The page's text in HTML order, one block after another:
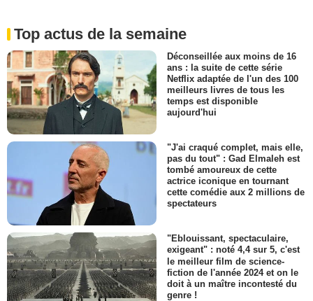
Top actus de la semaine
Déconseillée aux moins de 16
ans : la suite de cette série
Netflix adaptée de l'un des 100
meilleurs livres de tous les
temps est disponible
aujourd'hui
"J'ai craqué complet, mais elle,
pas du tout" : Gad Elmaleh est
tombé amoureux de cette
actrice iconique en tournant
cette comédie aux 2 millions de
spectateurs
"Eblouissant, spectaculaire,
exigeant" : noté 4,4 sur 5, c'est
le meilleur film de science-
fiction de l'année 2024 et on le
doit à un maître incontesté du
genre !